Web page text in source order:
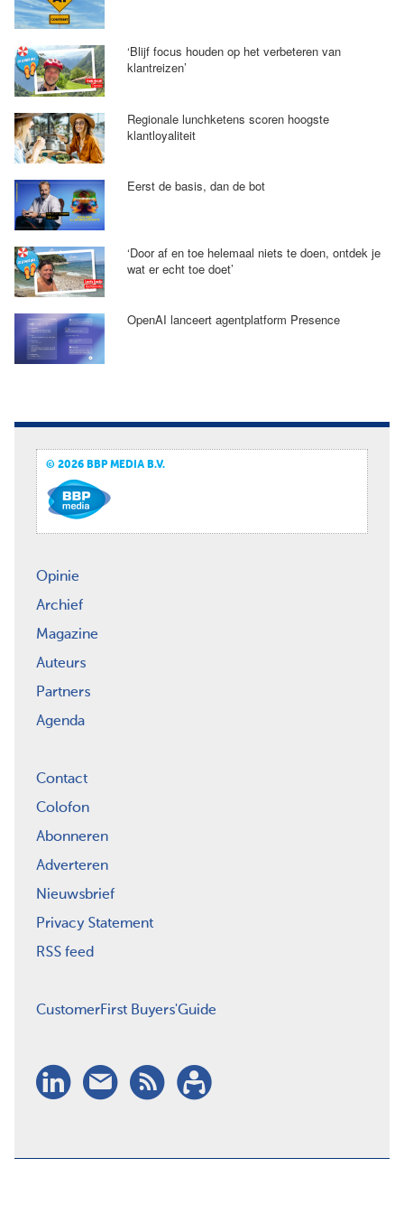
‘Blijf focus houden op het verbeteren van
klantreizen’
Regionale lunchketens scoren hoogste
klantloyaliteit
Eerst de basis, dan de bot
‘Door af en toe helemaal niets te doen, ontdek je
wat er echt toe doet’
OpenAI lanceert agentplatform Presence
© 2026 BBP MEDIA B.V.
Opinie
Archief
Magazine
Auteurs
Partners
Agenda
Contact
Colofon
Abonneren
Adverteren
Nieuwsbrief
Privacy Statement
RSS feed
CustomerFirst Buyers'Guide
LinkedIn
Nieuwsbrief
RSSAbonneren